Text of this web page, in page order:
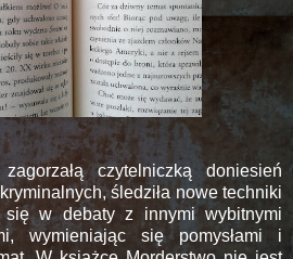
czytelniczką doniesień
śledziła nowe techniki
się w debaty z innymi wybitnymi
wymieniając się pomysłami i